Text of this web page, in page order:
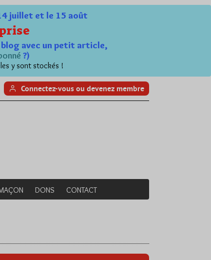
juillet et le 15 août
avec un petit article,
?)
y sont stockés !
Connectez-vous ou devenez membre
DONS CONTACT